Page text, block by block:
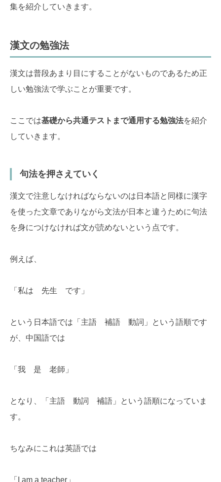
集を紹介していきます。
漢文の勉強法
漢文は普段あまり目にすることがないものであるため正
しい勉強法で学ぶことが重要です。
ここでは基礎から共通テストまで通用する勉強法を紹介
していきます。
句法を押さえていく
漢文で注意しなければならないのは日本語と同様に漢字
を使った文章でありながら文法が日本と違うために句法
を身につけなければ文が読めないという点です。
例えば、
「私は 先生 です」
という日本語では「主語 補語 動詞」という語順です
が、中国語では
「我 是 老師」
となり、「主語 動詞 補語」という語順になっていま
す。
ちなみにこれは英語では
「I am a teacher」